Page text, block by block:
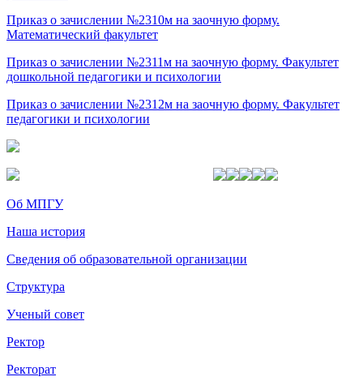
Приказ о зачислении №2310м на заочную форму.
Математический факультет
Приказ о зачислении №2311м на заочную форму. Факультет
дошкольной педагогики и психологии
Приказ о зачислении №2312м на заочную форму. Факультет
педагогики и психологии
Об МПГУ
Наша история
Сведения об образовательной организации
Структура
Ученый совет
Ректор
Ректорат